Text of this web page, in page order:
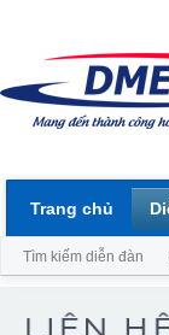
Trang chủ
Tìm kiếm diễn đàn